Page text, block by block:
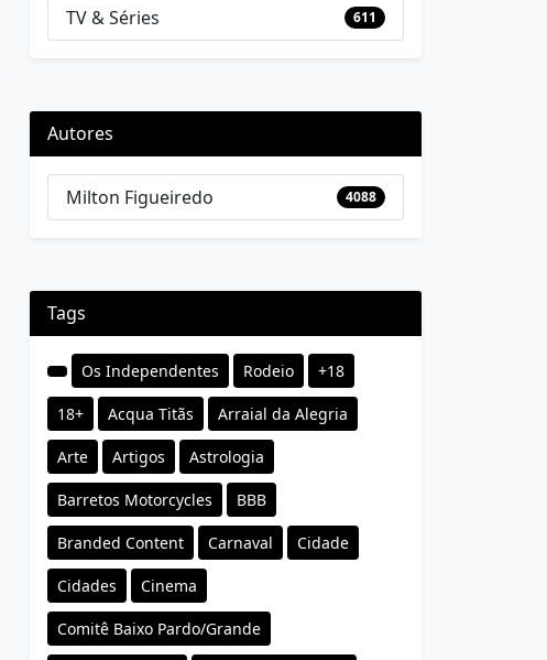
TV & Séries 611
Autores
Milton Figueiredo 4088
Tags
Os Independentes Rodeio +18
18+ Acqua Titãs Arraial da Alegria
Arte Artigos Astrologia
Barretos Motorcycles BBB
Branded Content Carnaval Cidade
Cidades Cinema
Comitê Baixo Pardo/Grande